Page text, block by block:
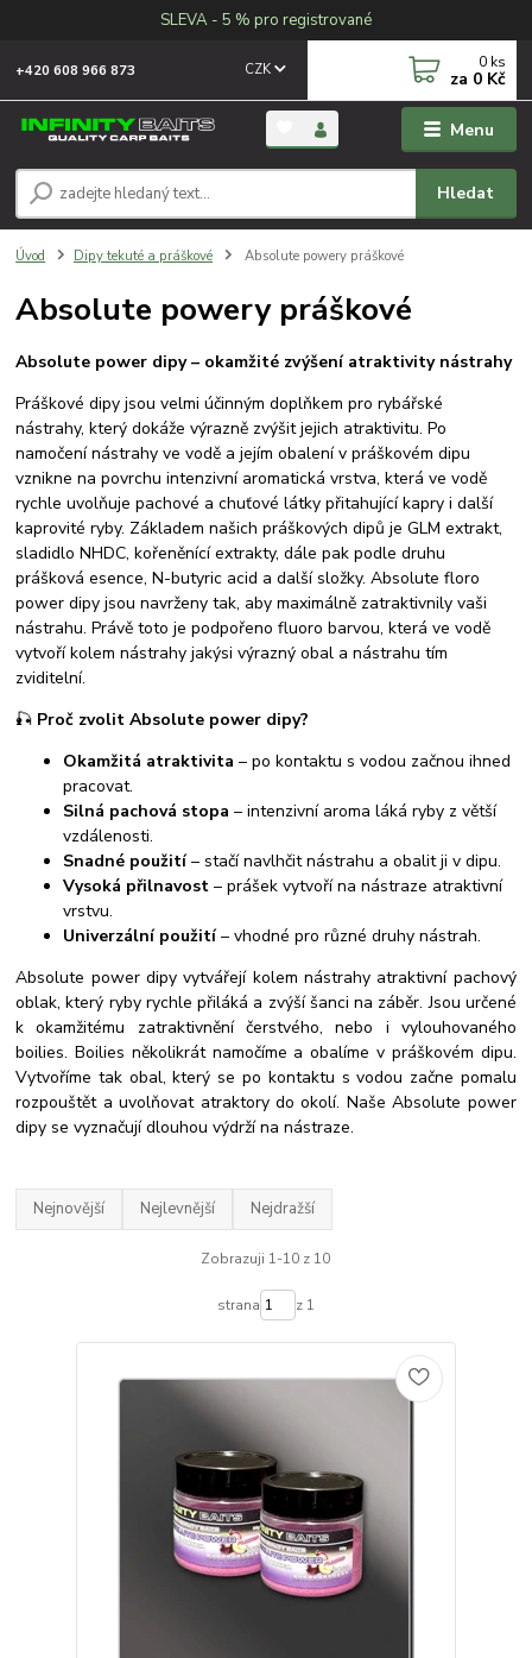
SLEVA - 5 % pro registrované
Menu
CZK
Hledat
+420 608 966 873 0 ks
za 0 Kč
Úvod Dipy tekuté a práškové Absolute powery práškové
Absolute powery práškové
Absolute power dipy – okamžité zvýšení atraktivity nástrahy
Práškové dipy jsou velmi účinným doplňkem pro rybářské
nástrahy, který dokáže výrazně zvýšit jejich atraktivitu. Po
namočení nástrahy ve vodě a jejím obalení v práškovém dipu
vznikne na povrchu intenzivní aromatická vrstva, která ve vodě
rychle uvolňuje pachové a chuťové látky přitahující kapry i další
kaprovité ryby. Základem našich práškových dipů je GLM extrakt,
sladidlo NHDC, kořeněnící extrakty, dále pak podle druhu
prášková esence, N-butyric acid a další složky.Absolute floro
power dipy jsou navrženy tak, aby maximálně zatraktivnily vaši
nástrahu. Právě toto je podpořeno fluoro barvou, která ve vodě
vytvoří kolem nástrahy jakýsi výrazný obal a nástrahu tím
zviditelní.
🎣 Proč zvolit Absolute power dipy?
Okamžitá atraktivita – po kontaktu s vodou začnou ihned
pracovat.
Silná pachová stopa – intenzivní aroma láká ryby z větší
vzdálenosti.
Snadné použití– stačí navlhčit nástrahu a obalit ji v dipu.
Vysoká přilnavost – prášek vytvoří na nástraze atraktivní
vrstvu.
Univerzální použití– vhodné pro různé druhy nástrah.
Absolute power dipy vytvářejí kolem nástrahy atraktivní pachový
oblak, který ryby rychle přiláká a zvýší šanci na záběr.Jsou určené
k okamžitému zatraktivnění čerstvého, nebo i vylouhovaného
boilies. Boilies několikrát namočíme a obalíme v práškovém dipu.
Vytvoříme tak obal, který se po kontaktu s vodou začne pomalu
rozpouštět a uvolňovat atraktory do okolí. Naše Absolute power
dipy se vyznačují dlouhou výdrží na nástraze.
Nejnovější Nejlevnější Nejdražší
Zobrazuji 1-10 z 10
strana z 1